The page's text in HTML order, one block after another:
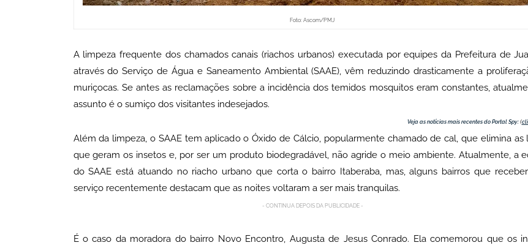
Foto: Ascom/PMJ
A limpeza frequente dos chamados canais (riachos urbanos) executada por equipes da Prefeitura de
através do Serviço de Água e Saneamento Ambiental (SAAE), vêm reduzindo drasticamente a
muriçocas. Se antes as reclamações sobre a incidência dos temidos mosquitos eram constantes,
assunto é o sumiço dos visitantes indesejados.
Veja as notícias mais recentes do Portal Spy:(
Além da limpeza, o SAAE tem aplicado o Óxido de Cálcio, popularmente chamado de cal, que elimina as
que geram os insetos e, por ser um produto biodegradável, não agride o meio ambiente. Atualmente, a
do SAAE está atuando no riacho urbano que corta o bairro Itaberaba, mas, alguns bairros que
serviço recentemente destacam que as noites voltaram a ser mais tranquilas.
- CONTINUA DEPOIS DA PUBLICIDADE -
É o caso da moradora do bairro Novo Encontro, Augusta de Jesus Conrado. Ela comemorou que os